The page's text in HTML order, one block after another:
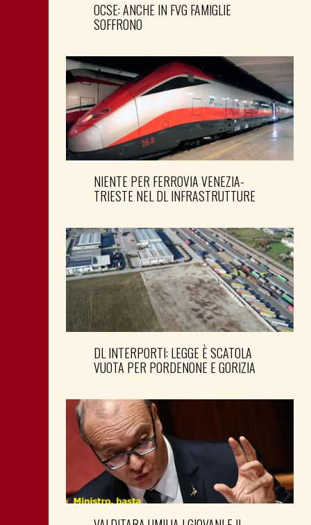
OCSE: ANCHE IN FVG FAMIGLIE
SOFFRONO
NIENTE PER FERROVIA VENEZIA-
TRIESTE NEL DL INFRASTRUTTURE
DL INTERPORTI: LEGGE È SCATOLA
VUOTA PER PORDENONE E GORIZIA